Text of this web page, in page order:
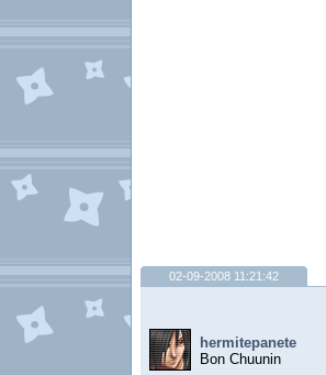
02-09-2008 11:21:42
hermitepanete
Bon Chuunin